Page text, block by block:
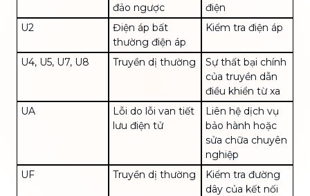
đảo ngược
điện
U2
Điện áp bất
thường điện áp
Kiểm tra điện áp
U4, U5, U7, U8 Truyền dị thường
Sự thất bại chính
của truyền dẫn
điều khiển từ xa
UA
Lỗi do lỗi van tiết
lưu điện tử
Liên hệ dịch vụ
bảo hành hoặc
sửa chữa chuyên
nghiệp
UF
Truyền dị thường
Kiểm tra đường
dây của kết nối